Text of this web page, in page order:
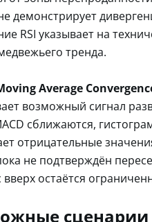
демонстрирует
RSI указывает на
тренда.
Average
возможный сигнал
сближаются,
отрицательные
не подтверждён
вверх остаётся
сценарии